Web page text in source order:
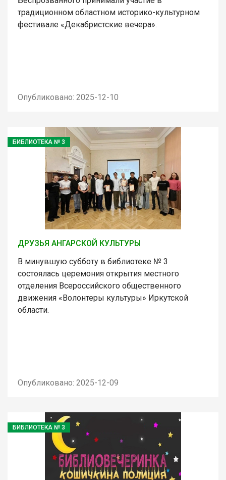
традиционном областном историко-культурном
фестивале «Декабристские вечера».
Опубликовано: 2025-12-10
БИБЛИОТЕКА № 3
ДРУЗЬЯ АНГАРСКОЙ КУЛЬТУРЫ
В минувшую субботу в библиотеке № 3
состоялась церемония открытия местного
отделения Всероссийского общественного
движения «Волонтеры культуры» Иркутской
области.
Опубликовано: 2025-12-09
БИБЛИОТЕКА № 3